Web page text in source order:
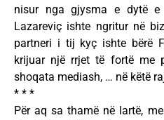
nisur nga gjysma e dytë
Lazareviç ishte ngritur në
partneri i tij kyç ishte bërë
krijuar një rrjet të fortë me
shoqata mediash, … në këtë
* * *
Për aq sa thamë në lartë,